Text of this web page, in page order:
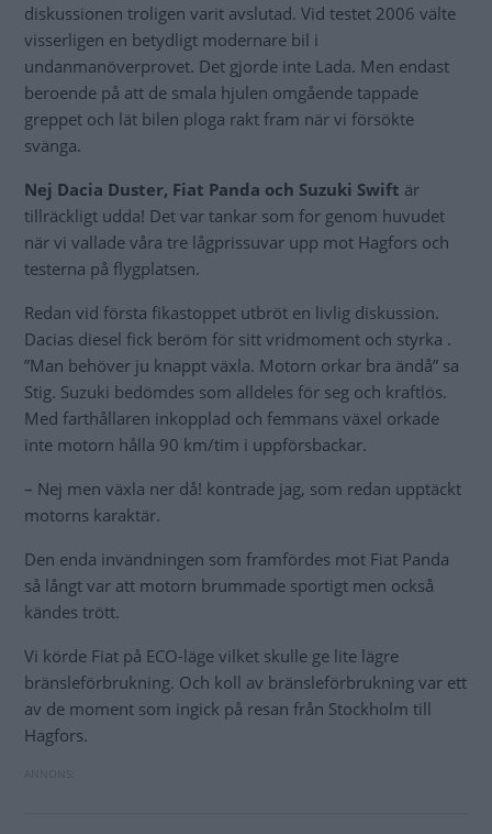
diskussionen troligen varit avslutad. Vid testet 2006 välte
visserligen en betydligt modernare bil i
undanmanöverprovet. Det gjorde inte Lada. Men endast
beroende på att de smala hjulen omgående tappade
greppet och lät bilen ploga rakt fram när vi försökte
svänga.
Nej Dacia Duster, Fiat Panda och Suzuki Swift är
tillräckligt udda! Det var tankar som for genom huvudet
när vi vallade våra tre lågprissuvar upp mot Hagfors och
testerna på flygplatsen.
Redan vid första fikastoppet utbröt en livlig diskussion.
Dacias diesel fick beröm för sitt vridmoment och styrka .
”Man behöver ju knappt växla. Motorn orkar bra ändå” sa
Stig. Suzuki bedömdes som alldeles för seg och kraftlös.
Med farthållaren inkopplad och femmans växel orkade
inte motorn hålla 90 km/tim i uppförsbackar.
– Nej men växla ner då! kontrade jag, som redan upptäckt
motorns karaktär.
Den enda invändningen som framfördes mot Fiat Panda
så långt var att motorn brummade sportigt men också
kändes trött.
Vi körde Fiat på ECO-läge vilket skulle ge lite lägre
bränsleförbrukning. Och koll av bränsleförbrukning var ett
av de moment som ingick på resan från Stockholm till
Hagfors.